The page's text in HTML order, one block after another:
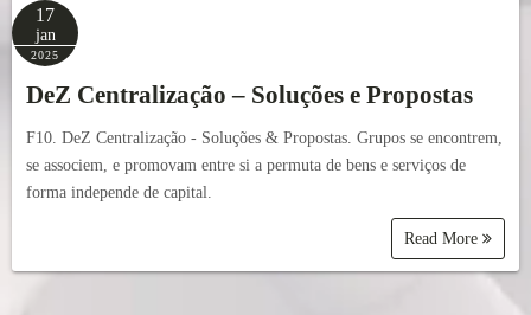
17
jan
2025
DeZ Centralização – Soluções e Propostas
F10. DeZ Centralização - Soluções & Propostas. Grupos se encontrem,
se associem, e promovam entre si a permuta de bens e serviços de
forma independe de capital.
Read More